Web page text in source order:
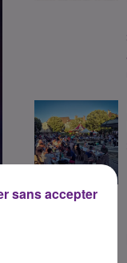
sans accepter